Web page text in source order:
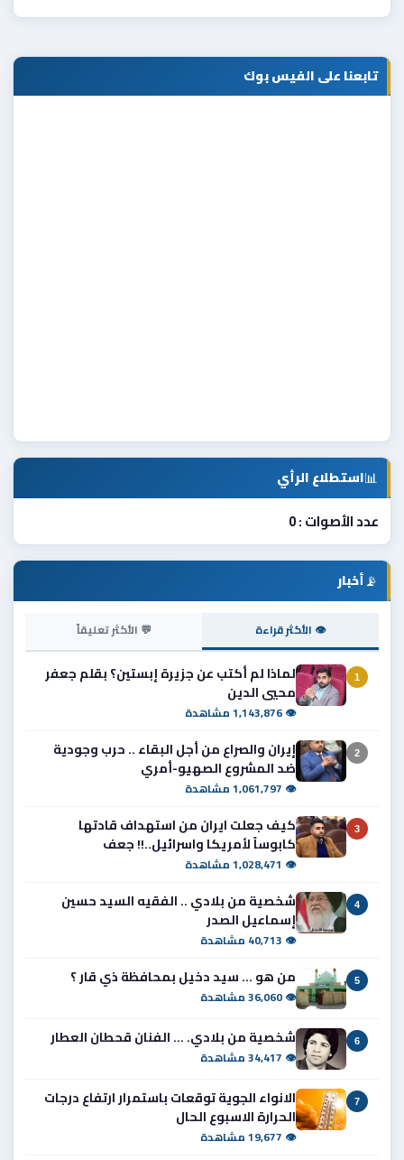
تابعنا على الفيس بوك
📊استطلاع الرأي
عدد الأصوات : 0
📡أخبار
👁 الأكثر قراءة 💬 الأكثر تعليقاً
1
لماذا لم أكتب عن جزيرة إبستين؟ بقلم جعفر
محيي الدين
👁 1,143,876 مشاهدة
2
إيران والصراع من أجل البقاء .. حرب وجودية
ضد المشروع الصهيو-أمري
👁 1,061,797 مشاهدة
3
كيف جعلت ايران من استهداف قادتها
كابوساً لأمريكا واسرائيل..!! جعف
👁 1,028,471 مشاهدة
4
شخصية من بلادي .. الفقيه السيد حسين
إسماعيل الصدر
👁 40,713 مشاهدة
5 من هو ... سيد دخيل بمحافظة ذي قار ؟
👁 36,060 مشاهدة
6 شخصية من بلادي. ... الفنان قحطان العطار
👁 34,417 مشاهدة
7
الانواء الجوية توقعات باستمرار ارتفاع درجات
الحرارة الاسبوع الحال
👁 19,677 مشاهدة